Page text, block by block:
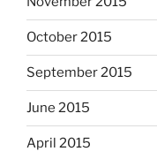
October 2015
September 2015
June 2015
April 2015